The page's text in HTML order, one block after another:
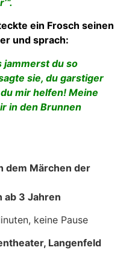
ein Frosch seinen
und sprach:
jammerst du so
sie, du garstiger
mir helfen! Meine
in den Brunnen
dem Märchen der
ab 3 Jahren
keine Pause
Langenfeld